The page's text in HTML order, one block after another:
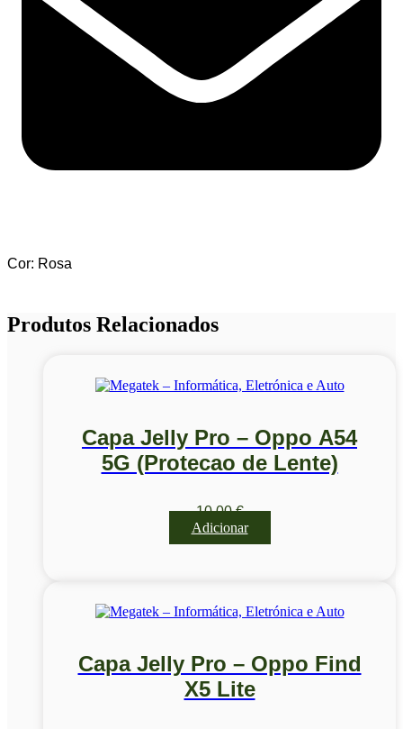
Cor: Rosa
Produtos Relacionados
Capa Jelly Pro – Oppo A54
5G (Protecao de Lente)
10,00€
Adicionar
Capa Jelly Pro – Oppo Find
X5 Lite